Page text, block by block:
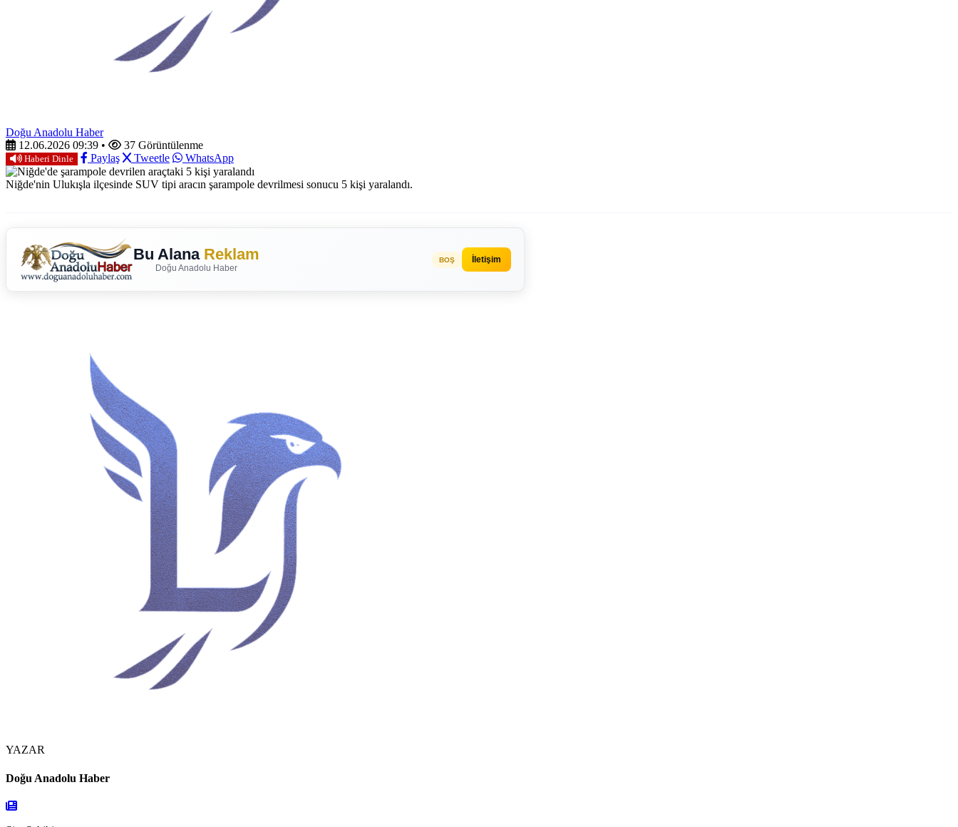
Doğu Anadolu Haber
12.06.2026 09:39 • 37 Görüntülenme
Haberi Dinle Paylaş Tweetle WhatsApp
Niğde'nin Ulukışla ilçesinde SUV tipi aracın şarampole devrilmesi sonucu 5 kişi yaralandı.
Bu Alana Reklam
Doğu Anadolu Haber
BOŞ İletişim
YAZAR
Doğu Anadolu Haber